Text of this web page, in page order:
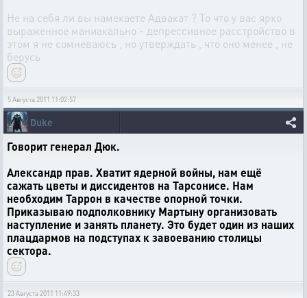
Не на себя ли вы намекаете Адвакат ? То что у вас ярко
выраженное маниакально - депрессивное расстройство в
этом я не сомневаюсь , но утверждать , что оно менее , не
берусь
5 Августа 2011 11:02:57
Duke
Говорит генерал Дюк.
Александр прав. Хватит ядерной войны, нам ещё
сажать цветы и диссидентов на Тарсонисе. Нам
необходим Таррон в качестве опорной точки.
Приказываю подполковнику Мартыну организовать
наступление и занять планету. Это будет один из наших
плацдармов на подступах к завоеванию столицы
сектора.
23 Августа 2011 11:49:33